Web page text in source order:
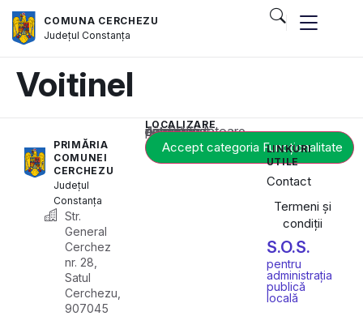
COMUNA CERCHEZU
JudețulConstanța
Voitinel
PRIMĂRIA
COMUNEI
CERCHEZU
Județul
Constanța
Str.
General
Cerchez
nr. 28,
Satul
Cerchezu,
907045
LOCALIZARE
Acest conținut este blocat până când acceptați categoria corespunzătoare de cookie-uri.
Accept categoria Funcționalitate
LINKURI
UTILE
Contact
Termeni și
condiții
S.O.S.
pentru
administrația
publică
locală